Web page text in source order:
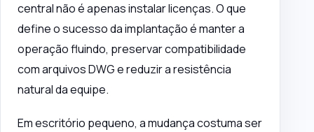
central não é apenas instalar licenças. O que
define o sucesso da implantação é manter a
operação fluindo, preservar compatibilidade
com arquivos DWG e reduzir a resistência
natural da equipe.
Em escritório pequeno, a mudança costuma ser